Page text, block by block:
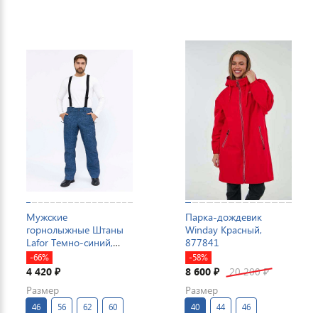
Мужские
горнолыжные Штаны
Lafor Темно-синий,
767015
-66%
4 420 ₽
Размер
46 56 62 60
Парка-дождевик
Winday Красный,
877841
-58%
8 600 ₽ 20 200₽
Размер
40 44 46